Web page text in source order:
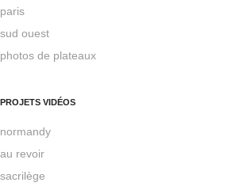
paris
sud ouest
photos de plateaux
PROJETS VIDÉOS
normandy
au revoir
sacrilège